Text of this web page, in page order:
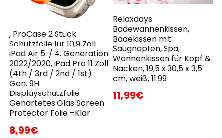
, ProCase 2 Stück
Schutzfolie für 10,9 Zoll
iPad Air 5. / 4. Generation
2022/2020, iPad Pro 11 Zoll
(4th / 3rd / 2nd / 1st)
Gen. 9H
Displayschutzfolie
Gehärtetes Glas Screen
Protector Folie –Klar
8,99€
Relaxdays
Badewannenkissen,
Badekissen mit
Saugnäpfen, Spa,
Wannenkissen für Kopf &
Nacken, 19,5 x 30,5 x 3,5
cm, weiß, 11.99
11,99€